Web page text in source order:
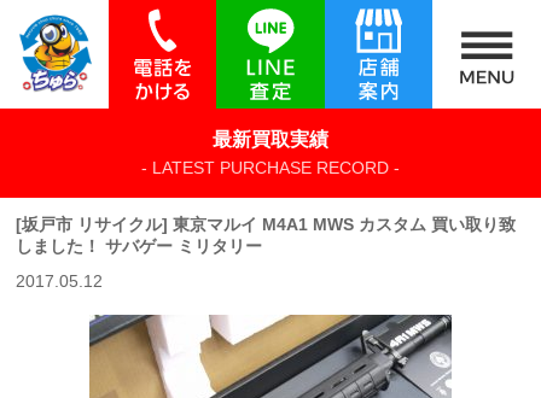
最新買取実績
- LATEST PURCHASE RECORD -
[坂戸市 リサイクル] 東京マルイ M4A1 MWS カスタム 買い取り致
しました！ サバゲー ミリタリー
2017.05.12